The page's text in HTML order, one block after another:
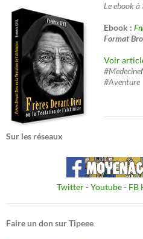
Le ebook
Ebook :
Format
Voir
#Aventure
Sur les réseaux
Twitter- Youtube- FB
Faire un don sur Tipeee